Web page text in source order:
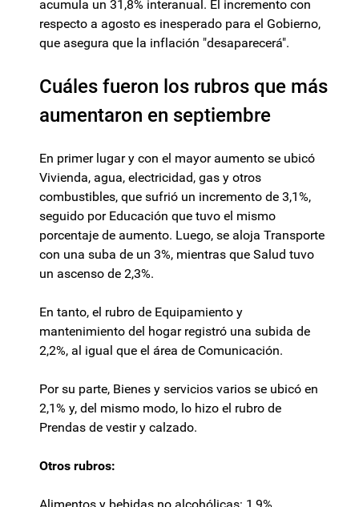
acumula un 31,8% interanual. El incremento con
respecto a agosto es inesperado para el Gobierno,
que asegura que la inflación "desaparecerá".
Cuáles fueron los rubros que más
aumentaron en septiembre
En primer lugar y con el mayor aumento se ubicó
Vivienda, agua, electricidad, gas y otros
combustibles, que sufrió un incremento de 3,1%,
seguido por Educación que tuvo el mismo
porcentaje de aumento. Luego, se aloja Transporte
con una suba de un 3%, mientras que Salud tuvo
un ascenso de 2,3%.
En tanto, el rubro de Equipamiento y
mantenimiento del hogar registró una subida de
2,2%, al igual que el área de Comunicación.
Por su parte, Bienes y servicios varios se ubicó en
2,1% y, del mismo modo, lo hizo el rubro de
Prendas de vestir y calzado.
Otros rubros: